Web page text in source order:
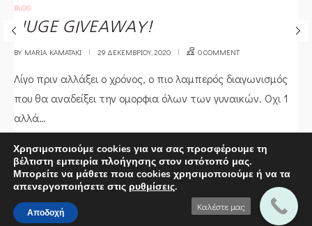
POSTED
BLOG
HUGE GIVEAWAY!
BY MARIA KAMATAKI 29 ΔΕΚΕΜΒΡΊΟΥ, 2020 0 COMMENT
Λίγο πριν αλλάξει ο χρόνος, ο πιο λαμπερός διαγωνισμός
που θα αναδείξει την ομορφια όλων των γυναικών. Οχι 1
αλλά…
READ MORE
Χρησιμοποιούμε cookies για να σας προσφέρουμε τη
βέλτιστη εμπειρία πλοήγησης στον ιστότοπό μας.
Μπορείτε να μάθετε ποια cookies χρησιμοποιούμε ή να τα
απενεργοποιήσετε στις ρυθμίσεις.
Αποδοχή
Καλέστε μας